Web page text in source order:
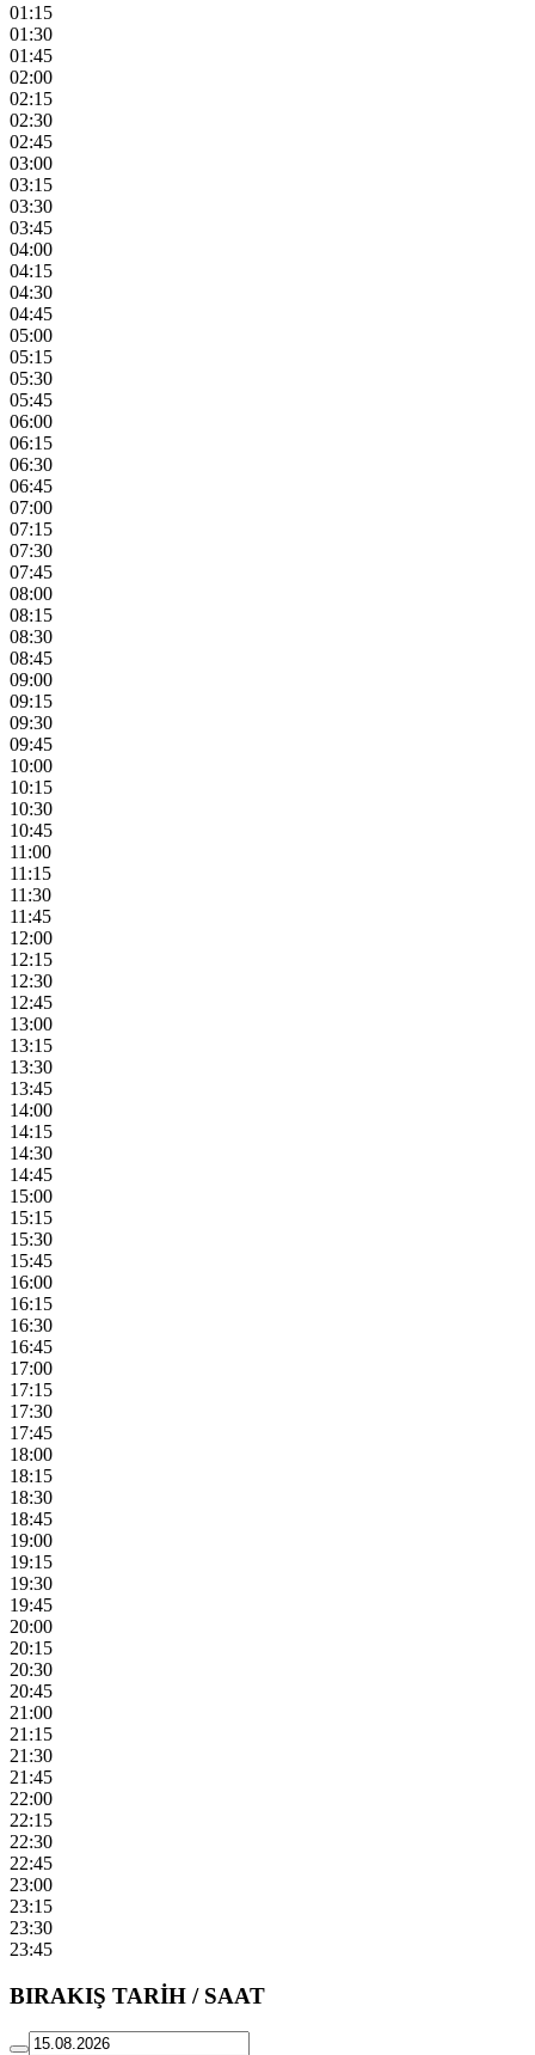
01:15
01:30
01:45
02:00
02:15
02:30
02:45
03:00
03:15
03:30
03:45
04:00
04:15
04:30
04:45
05:00
05:15
05:30
05:45
06:00
06:15
06:30
06:45
07:00
07:15
07:30
07:45
08:00
08:15
08:30
08:45
09:00
09:15
09:30
09:45
10:00
10:15
10:30
10:45
11:00
11:15
11:30
11:45
12:00
12:15
12:30
12:45
13:00
13:15
13:30
13:45
14:00
14:15
14:30
14:45
15:00
15:15
15:30
15:45
16:00
16:15
16:30
16:45
17:00
17:15
17:30
17:45
18:00
18:15
18:30
18:45
19:00
19:15
19:30
19:45
20:00
20:15
20:30
20:45
21:00
21:15
21:30
21:45
22:00
22:15
22:30
22:45
23:00
23:15
23:30
23:45
BIRAKIŞ TARİH / SAAT